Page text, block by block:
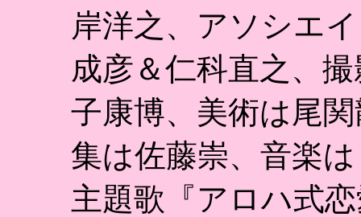
岸洋之、アソシエ
成彦＆仁科直之、
子康博、美術は尾
集は佐藤崇、音楽
主題歌『アロハ式